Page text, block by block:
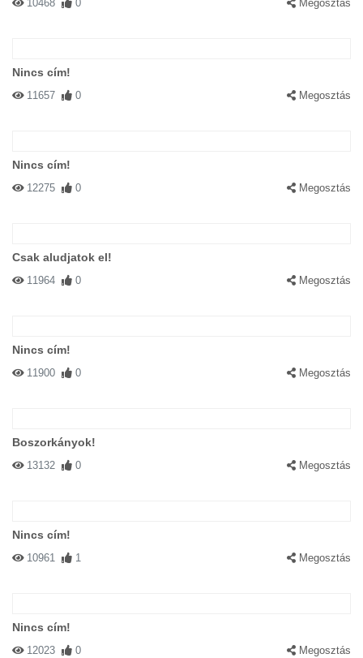
10468 0 Megosztás
Nincs cím!
11657 0 Megosztás
Nincs cím!
12275 0 Megosztás
Csak aludjatok el!
11964 0 Megosztás
Nincs cím!
11900 0 Megosztás
Boszorkányok!
13132 0 Megosztás
Nincs cím!
10961 1 Megosztás
Nincs cím!
12023 0 Megosztás